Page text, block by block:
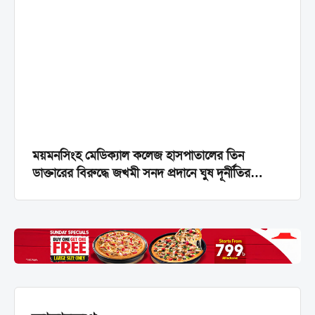
ময়মনসিংহ মেডিক্যাল কলেজ হাসপাতালের তিন
ডাক্তারের বিরুদ্ধে জখমী সনদ প্রদানে ঘুষ দূর্নীতির